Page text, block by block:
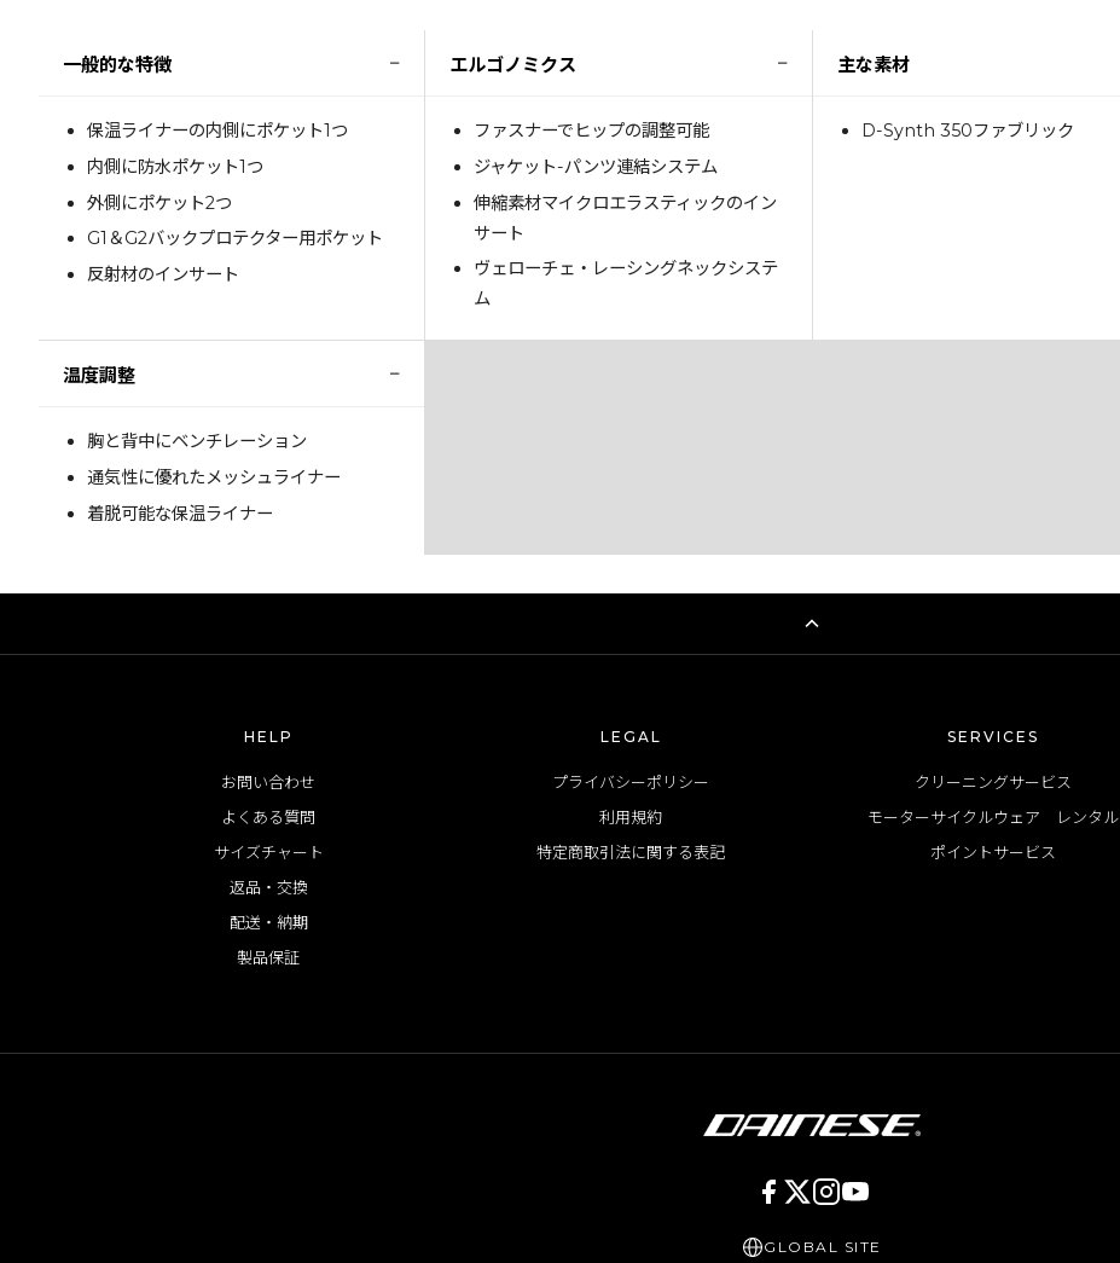
一般的な特徴 −
保温ライナーの内側にポケット1つ
内側に防水ポケット1つ
外側にポケット2つ
G1＆G2バックプロテクター用ポケット
反射材のインサート
エルゴノミクス −
ファスナーでヒップの調整可能
ジャケット-パンツ連結システム
伸縮素材マイクロエラスティックのイン
サート
ヴェローチェ・レーシングネックシステ
ム
主な素材
D-Synth 350ファブリック
温度調整 −
胸と背中にベンチレーション
通気性に優れたメッシュライナー
着脱可能な保温ライナー
HELP
お問い合わせ
よくある質問
サイズチャート
返品・交換
配送・納期
製品保証
LEGAL
プライバシーポリシー
利用規約
特定商取引法に関する表記
SERVICES
クリーニングサービス
モーターサイクルウェア レンタル
ポイントサービス
GLOBAL SITE